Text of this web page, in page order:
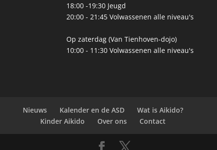
18:00 -19:30 Jeugd
20:00 - 21:45 Volwassenen alle niveau's
Op zaterdag (Van Tienhoven-dojo)
10:00 - 11:30 Volwassenen alle niveau's
Nieuws Kalender en de ASD
Wat is Aikido?
Kinder Aikido
Over ons Contact